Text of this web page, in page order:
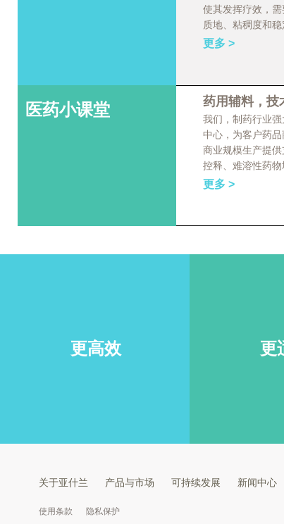
使其发挥疗效，需
质地、粘稠度和稳
更多 >
医药小课堂 药用辅料，技
我们，制药行业
中心，为客户药
商业规模生产提
控释、难溶性药物
更多 >
更高效 更
关于亚什兰 产品与市场 可持续发展 新闻中心
使用条款 隐私保护